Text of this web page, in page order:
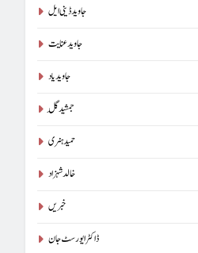
جاوید ڈینی ایل
جاوید عنایت
جاوید یاد
جمشید گِل
حمید ہنری
خالد شہزاد
خبریں
ڈاکٹر ایورسٹ جان